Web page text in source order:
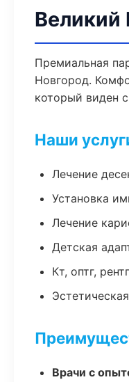
Великий
Премиальная
Новгород.
который виден
Наши
Лечение
Установка
Лечение
Детская
Кт, оптг,
Врачи с